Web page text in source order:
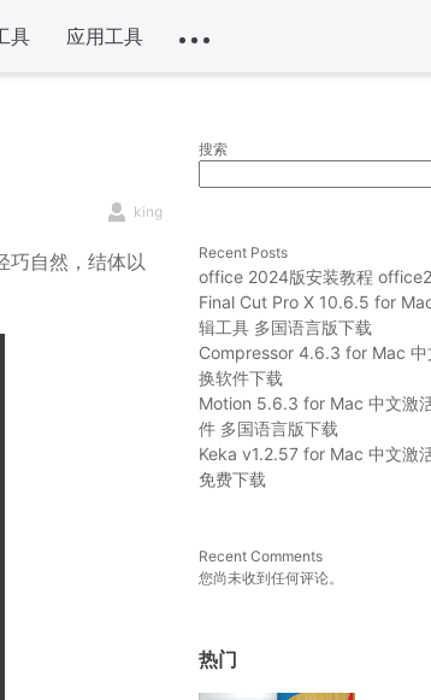
具 应用工具
king
自然，结体以
搜索
Recent Posts
office 2024版安装教程
Final Cut Pro X 10.6.5 for
辑工具 多国语言版下载
Compressor 4.6.3 for Mac
换软件下载
Motion 5.6.3 for Mac 中文激
件 多国语言版下载
Keka v1.2.57 for Mac 中文激
免费下载
Recent Comments
您尚未收到任何评论。
热门